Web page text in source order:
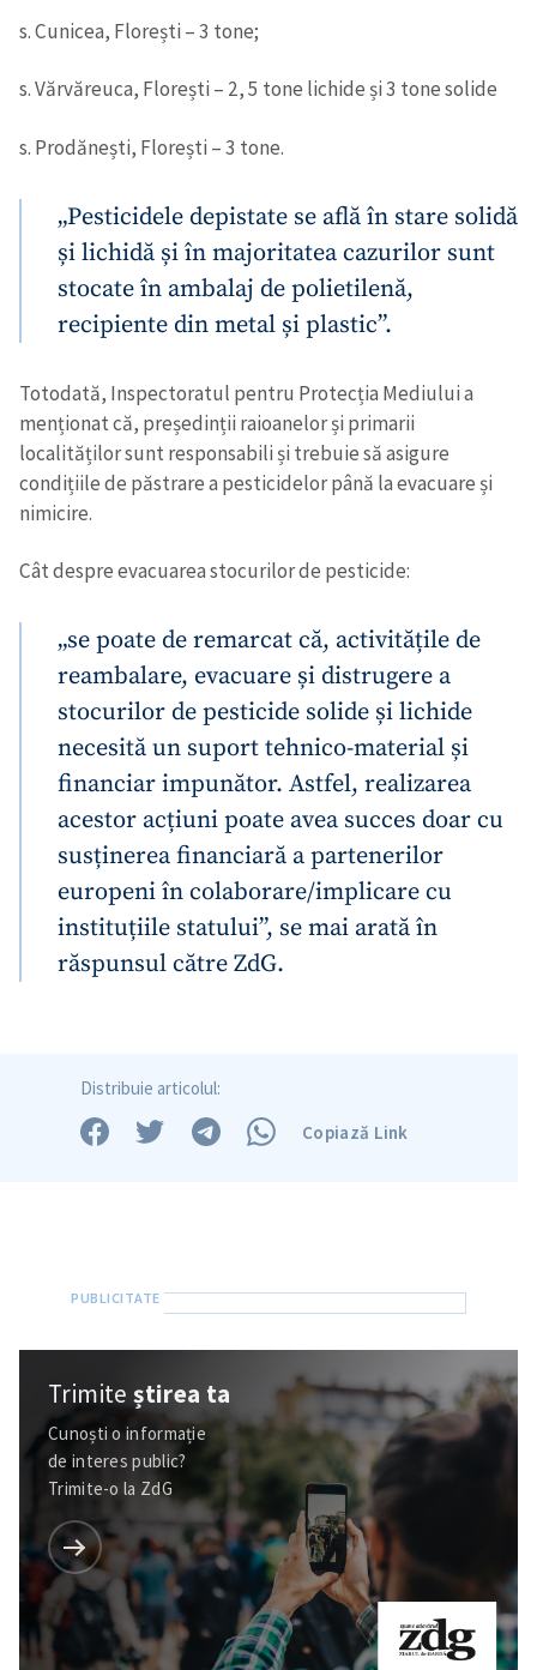
s. Cunicea, Florești – 3 tone;
s. Vărvăreuca, Florești – 2, 5 tone lichide și 3 tone solide
s. Prodănești, Florești – 3 tone.
„Pesticidele depistate se află în stare solidă
și lichidă și în majoritatea cazurilor sunt
stocate în ambalaj de polietilenă,
recipiente din metal și plastic”.
Totodată, Inspectoratul pentru Protecția Mediului a
menționat că, președinții raioanelor și primarii
localităților sunt responsabili și trebuie să asigure
condițiile de păstrare a pesticidelor până la evacuare și
nimicire.
Cât despre evacuarea stocurilor de pesticide:
„se poate de remarcat că, activitățile de
reambalare, evacuare și distrugere a
stocurilor de pesticide solide și lichide
necesită un suport tehnico-material și
financiar impunător. Astfel, realizarea
acestor acțiuni poate avea succes doar cu
susținerea financiară a partenerilor
europeni în colaborare/implicare cu
instituțiile statului”, se mai arată în
răspunsul către ZdG.
Distribuie articolul:
Copiază Link
Trimiteștirea ta
Cunoști o informație
de interes public?
Trimite-o la ZdG